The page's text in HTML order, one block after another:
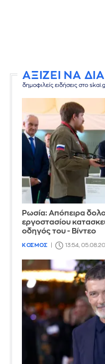
ΑΞΙΖΕΙ ΝΑ
δημοφιλείς ειδήσεις στο
Ρωσία: Απόπειρα
εργοστασίου
οδηγός του - Βίντεο
ΚΟΣΜΟΣ 13:54,